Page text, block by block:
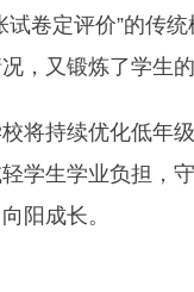
试卷定评价”的传
，又锻炼了学生
将持续优化低年
学生学业负担，
阳成长。